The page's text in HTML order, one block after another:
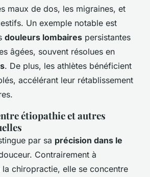
maux de dos, les migraines, et
Un exemple notable est
douleurs lombaires persistantes
âgées, souvent résolues en
. De plus, les athlètes bénéficient
accélérant leur rétablissement
étiopathie et autres
par sa précision dans le
Contrairement à
chiropractie, elle se concentre